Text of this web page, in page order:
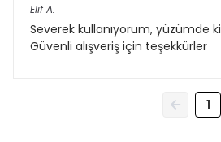
Elif A.
Severek kullanıyorum, yüzümde
Güvenli alışveriş için teşekkürler
1